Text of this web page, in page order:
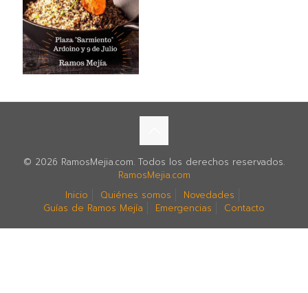
© 2026 RamosMejia.com. Todos los derechos reservados.
RamosMejia.com
Inicio
Quiénes somos
Novedades
Guías de Ramos Mejía
Emergencias Contacto